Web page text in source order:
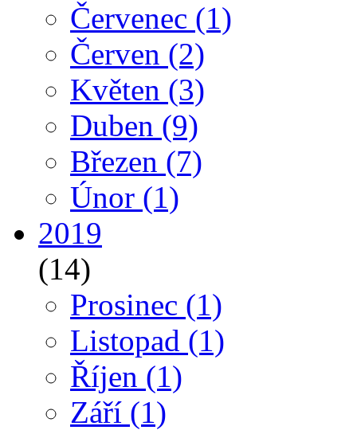
Červenec (1)
Červen (2)
Květen (3)
Duben (9)
Březen (7)
Únor (1)
2019
(14)
Prosinec (1)
Listopad (1)
Říjen (1)
Září (1)